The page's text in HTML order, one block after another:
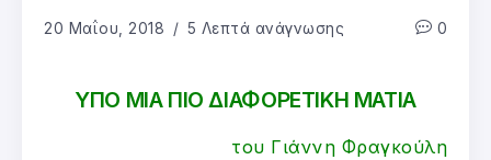
20 Μαΐου, 2018 5 Λεπτά ανάγνωσης 0
ΥΠΟ ΜΙΑ ΠΙΟ ΔΙΑΦΟΡΕΤΙΚΗ ΜΑΤΙΑ
του Γιάννη Φραγκούλη